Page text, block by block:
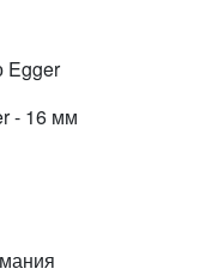
Egger
- 16 мм